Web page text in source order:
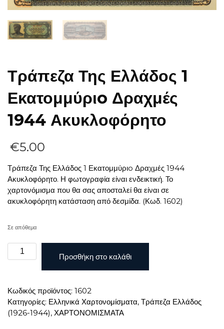
Τράπεζα Της Ελλάδος 1
Εκατομμύριo Δραχμές
1944 Ακυκλοφόρητο
€5.00
Τράπεζα Της Ελλάδος 1 Εκατομμύριo Δραχμές 1944
Ακυκλοφόρητο. Η φωτογραφία είναι ενδεικτική. Το
χαρτονόμισμα που θα σας αποσταλεί θα είναι σε
ακυκλοφόρητη κατάσταση από δεσμίδα. (Κωδ. 1602)
Σε απόθεμα
Τράπεζα
Της
Εκατομμύριo
Δραχμές
1944
Προσθήκη στο καλάθι
Κωδικός προϊόντος: 1602
Κατηγορίες: Ελληνικά Χαρτονομίσματα, Τράπεζα Ελλάδος
(1926-1944), ΧΑΡΤΟΝΟΜΙΣΜΑΤΑ